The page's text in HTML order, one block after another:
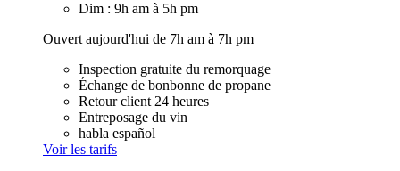
Dim : 9h am à 5h pm
Ouvert aujourd'hui de 7h am à 7h pm
Inspection gratuite du remorquage
Échange de bonbonne de propane
Retour client 24 heures
Entreposage du vin
habla español
Voir les tarifs